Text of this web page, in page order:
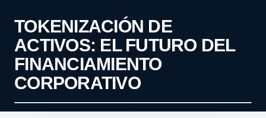
TOKENIZACIÓN DE
ACTIVOS: EL FUTURO DEL
FINANCIAMIENTO
CORPORATIVO